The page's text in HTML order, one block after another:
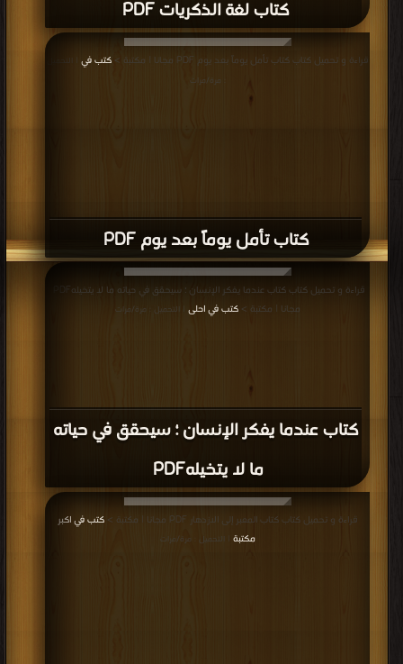
كتاب لغة الذكريات PDF
كتاب تأمل يوماً بعد يوم PDF
قراءة و تحميل كتاب كتاب تأمل يوماً بعد يوم PDF مجانا | مكتبة > كتب في
: مرة/مرات
كتاب عندما يفكر الإنسان ؛ سيحقق في حياته
ما لا يتخيله‎ PDF
مجانا | مكتبة >كتب في احلى | التحميل : مرة/مرات
قراءة و تحميل كتاب كتاب المعبر إلى الازدهار PDF مجانا | مكتبة >
كتب في اكبر
مكتبة
| التحميل : مرة/مرات